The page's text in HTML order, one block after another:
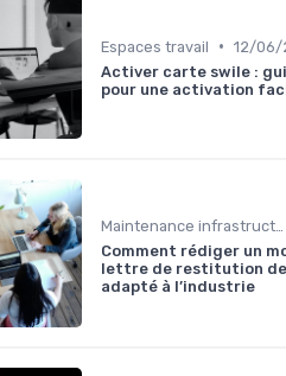
Espaces travail • 12/06/
Activer carte swile :
pour une activation
Maintenance infrastructures
Comment rédiger un
lettre de restitution
adapté à l’industrie